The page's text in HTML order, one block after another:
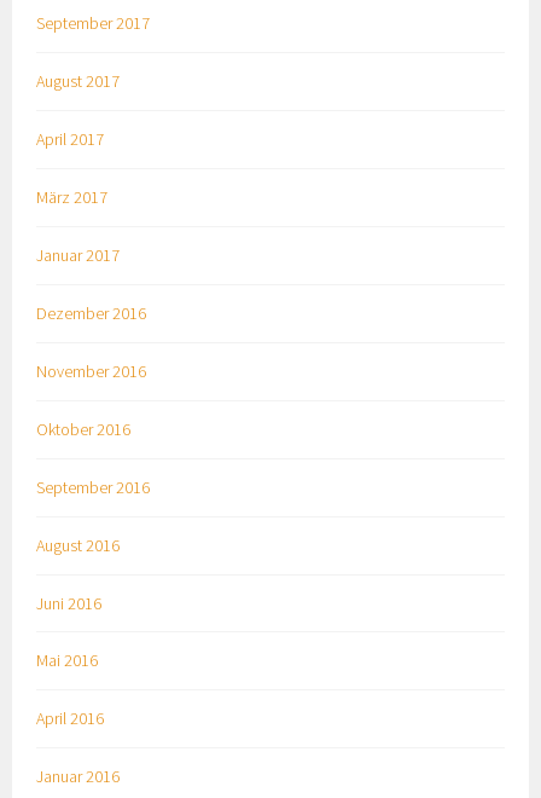
September 2017
August 2017
April 2017
März 2017
Januar 2017
Dezember 2016
November 2016
Oktober 2016
September 2016
August 2016
Juni 2016
Mai 2016
April 2016
Januar 2016